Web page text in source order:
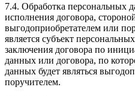
7.4. Обработка персональных
исполнения договора,
выгодоприобретателем или
является субъект
заключения договора по
данных или договора, по
данных будет являться
поручителем.